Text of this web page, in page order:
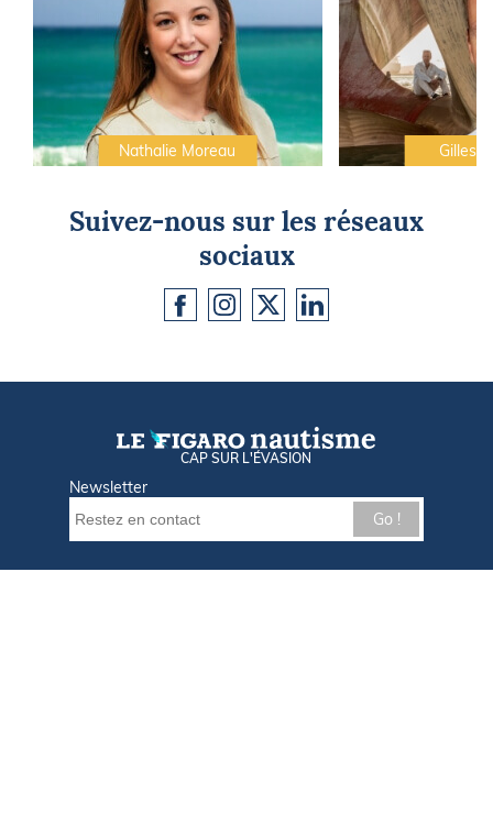
Nathalie Moreau Gilles
Suivez-nous sur les réseaux
sociaux
CAP SUR L'ÉVASION
Newsletter
Go !